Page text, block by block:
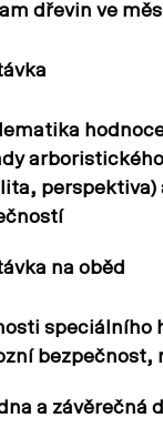
dřevin ve
perspektiva)
na oběd
speciálního
a závěrečná